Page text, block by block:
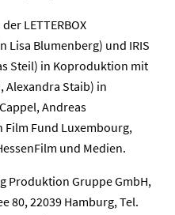
LETTERBOX
Lisa Blumenberg) und IRIS
Steil) in Koproduktion mit
Alexandra Staib) in
Andreas
Fund Luxembourg,
und Medien.
Produktion Gruppe GmbH,
80, 22039 Hamburg, Tel.